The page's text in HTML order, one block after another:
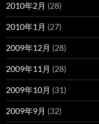
2010年2月 (28)
2010年1月 (27)
2009年12月 (28)
2009年11月 (28)
2009年10月 (31)
2009年9月 (32)